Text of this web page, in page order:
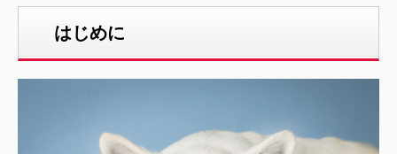
はじめに